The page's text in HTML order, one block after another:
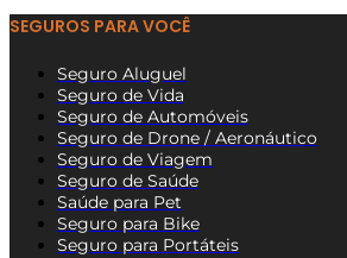
SEGUROS PARA VOCÊ
Seguro Aluguel
Seguro de Vida
Seguro de Automóveis
Seguro de Drone / Aeronáutico
Seguro de Viagem
Seguro de Saúde
Saúde para Pet
Seguro para Bike
Seguro para Portáteis